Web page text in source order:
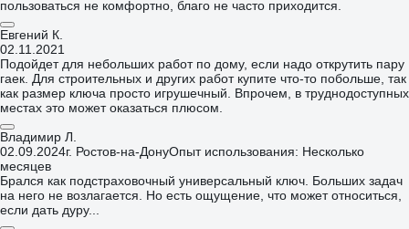
пользоваться не комфортно, благо не часто приходится.
Евгений К.
02.11.2021
Подойдет для небольших работ по дому, если надо открутить пару
гаек. Для строительных и других работ купите что-то побольше, так
как размер ключа просто игрушечный. Впрочем, в труднодоступных
местах это может оказаться плюсом.
Владимир Л.
02.09.2024г. Ростов-на-ДонуОпыт использования: Несколько
месяцев
Брался как подстраховочный универсальный ключ. Больших задач
на него не возлагается. Но есть ощущение, что может относиться,
если дать дуру...